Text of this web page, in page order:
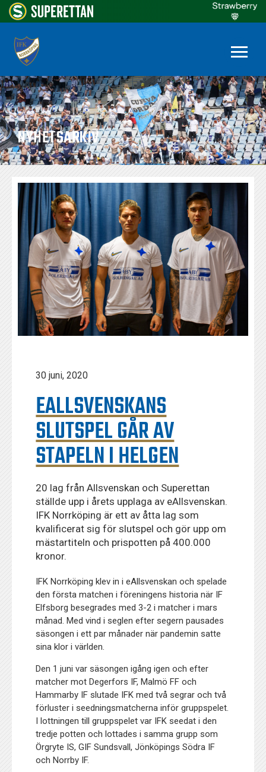
NYHETSARKIV
30 juni, 2020
EALLSVENSKANS
SLUTSPEL GÅR AV
STAPELN I HELGEN
20 lag från Allsvenskan och Superettan
ställde upp i årets upplaga av eAllsvenskan.
IFK Norrköping är ett av åtta lag som
kvalificerat sig för slutspel och gör upp om
mästartiteln och prispotten på 400.000
kronor.
IFK Norrköping klev in i eAllsvenskan och spelade
den första matchen i föreningens historia när IF
Elfsborg besegrades med 3-2 i matcher i mars
månad. Med vind i seglen efter segern pausades
säsongen i ett par månader när pandemin satte
sina klor i världen.
Den 1 juni var säsongen igång igen och efter
matcher mot Degerfors IF, Malmö FF och
Hammarby IF slutade IFK med två segrar och två
förluster i seedningsmatcherna inför gruppspelet.
I lottningen till gruppspelet var IFK seedat i den
tredje potten och lottades i samma grupp som
Örgryte IS, GIF Sundsvall, Jönköpings Södra IF
och Norrby IF.